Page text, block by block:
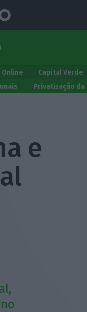
Online Capital Verde
Privatização da
e